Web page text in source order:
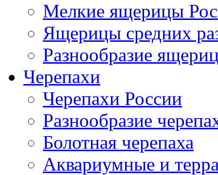
Мелкие ящерицы
Ящерицы средних
Разнообразие
Черепахи
Черепахи России
Разнообразие
Болотная черепаха
Аквариумные и